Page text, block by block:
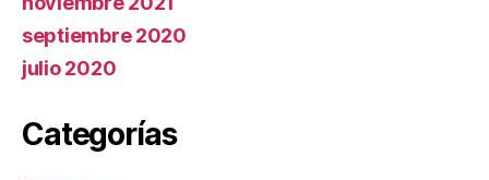
septiembre 2020
julio 2020
Categorías